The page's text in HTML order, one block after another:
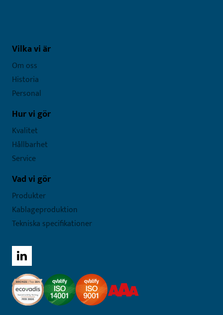
Vilka vi är
Om oss
Historia
Personal
Hur vi gör
Kvalitet
Hållbarhet
Service
Vad vi gör
Produkter
Kablageproduktion
Tekniska specifikationer